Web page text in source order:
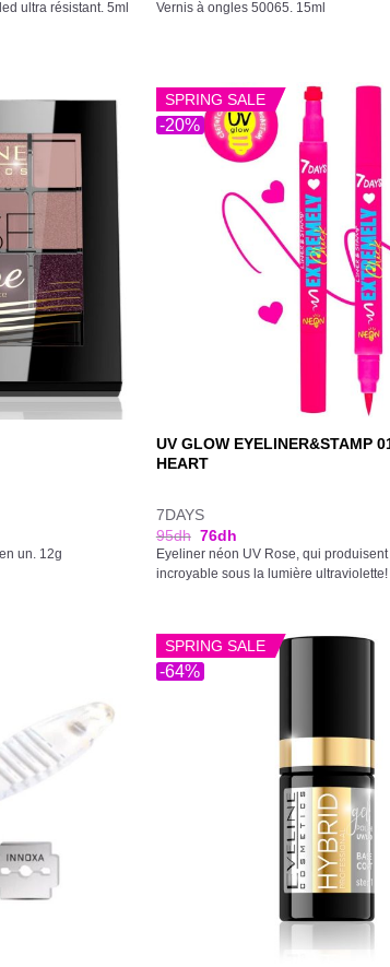
ultra résistant. 5ml Vernis à ongles 50065. 15ml
un. 12g
-20%
SPRING SALE
UV GLOW EYELINER&STAMP
HEART
7DAYS
95dh 76dh
Eyeliner néon UV Rose, qui
incroyable sous la lumière ultraviolette!
-64%
SPRING SALE